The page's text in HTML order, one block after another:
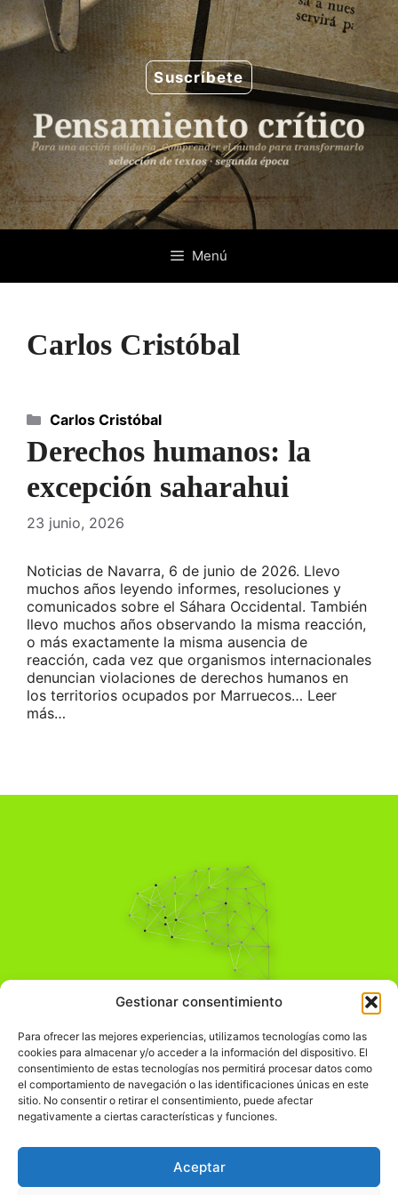
Gestionar consentimiento
Para ofrecer las mejores experiencias, utilizamos tecnologías como las
cookies para almacenar y/o acceder a la información del dispositivo. El
consentimiento de estas tecnologías nos permitirá procesar datos como
el comportamiento de navegación o las identificaciones únicas en este
sitio. No consentir o retirar el consentimiento, puede afectar
negativamente a ciertas características y funciones.
Aceptar
Saltar
al
contenido
Suscríbete
Menú
Carlos Cristóbal
Derechos humanos: la
excepción saharahui
23 junio, 2026
Noticias de Navarra, 6 de junio de 2026. Llevo
muchos años leyendo informes, resoluciones y
comunicados sobre el Sáhara Occidental. También
llevo muchos años observando la misma reacción,
o más exactamente la misma ausencia de
reacción, cada vez que organismos internacionales
denuncian violaciones de derechos humanos en
los territorios ocupados por Marruecos… Leer
más…
Categorías
Carlos Cristóbal
Pensamiento Crítico
Comprender el mundo para transformarlo.
Información Legal
჻Política de privacidad
Política de cookies